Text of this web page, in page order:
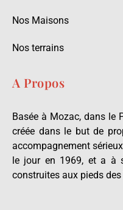
A Propos
Basée à Mozac, dans le
créée dans le but de
accompagnement
le jour en 1969, et a à
construites aux pieds des
Nos Maisons
Nos terrains